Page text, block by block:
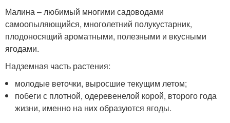
Малина – любимый многими садоводами
самоопыляющийся, многолетний полукустарник,
плодоносящий ароматными, полезными и вкусными
ягодами.
Надземная часть растения:
молодые веточки, выросшие текущим летом;
побеги с плотной, одеревенелой корой, второго года
жизни, именно на них образуются ягоды.